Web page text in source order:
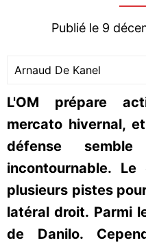
Publié le 9
Arnaud De Kanel
L'OM prépare
mercato hivernal,
défense
incontournable.
plusieurs pistes
latéral droit. Parmi
de Danilo.